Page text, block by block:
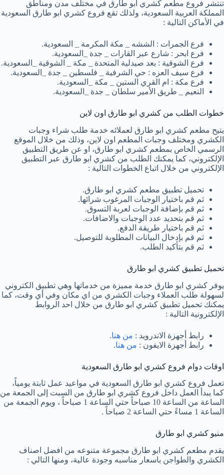
تنتشر فروع مطعم كشري ابو طارق في مختلف مدن ومناطق
المملكة العربية السعودية، ولذلك تقع فروع كشري ابو طارق السعودية
في الأماكن التالية :
فرع الجمرات : الششه _ مكة المكرمة _ السعودية.
فرع ابحر : شارع عبر القارات _ جدة _السعودية.
فرع الشوقية : بعد صيدلية المتحدة _ مكة _ الشوقية _السعودية.
فرع سيف العزه : حي الشرفية _ فلسطين _ جدة _السعودية.
فرع مكة : ام القري الستين _ مكة _السعودية.
النعيم _ طريق الأمير سلطان _ جدة _السعودية.
خطوات الطلب من كشري ابو طارق اون لاين
يتيح مطعم كشري ابو طارق لعملائه خدمة طلب شراء وجبات
الكشري ومختلف وجبات المطعم اون لاين، وذلك من خلال الموقع
الرسمي الخاص بمطعم كشري ابو طارق، او عن طريق التطبيق
الإلكتروني، كما يمكنك الطلب من كشري ابو طارق عبر التطبيق
الإلكتروني من خلال اتباع الخطوات التالية :
تحميل تطبيق مطعم كشري ابو طارق.
ثم قم باختيار الوجبات المرغوب شرائها.
ثم قم بإضافة الوجبات لعربة التسوق.
ثم قم بتحديد عدد الوجبات والاضافات.
ثم قم باختيار طريقة الدفع.
ثم قم بإدخال البيانات المطلوبة للتوصيل.
ثم قم بتأكيد الطلب.
تحميل تطبيق كشري ابو طارق
يوفر كشري ابو طارق خدمة مميزة من خدماتها وهي تطبيق الكتروني
لسهولة طلب العملاء وجبات الكشري من اي مكان وفي أي وقت، كما
يمكنك تحميل تطبيق كشري ابو طارق من خلال احد الروابط
الإلكترونية التالية :
رابط أجهزة الاندرويد : من هنا.
رابط أجهزة الايفون : من هنا.
اوقات دوام فروع كشري ابو طارق السعودية
تعمل فروع كشري ابو طارق السعودية في مواعيد عمل ثابتة يومياً،
كما يبدأ العمل داخل فروع كشري ابو طارق من السبت إلى الجمعة من
الساعة من الساعة 10 صباحاً حتي الساعة 1 صباحاً ، ويوم الجمعة من
الساعة 1 مساءً حتي الساعة 2 صباحاً .
منيو كشري ابو طارق
يقدم مطعم كشري ابو طارق مجموعة متنوعه من افضل اصناف
الكشري والطواجن باسعار مناسبه وجودة عالية، ومنها التالي :